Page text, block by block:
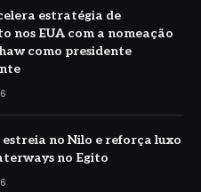
estratégia de
nos EUA com a nomeação
como presidente
no Nilo e reforça luxo
no Egito